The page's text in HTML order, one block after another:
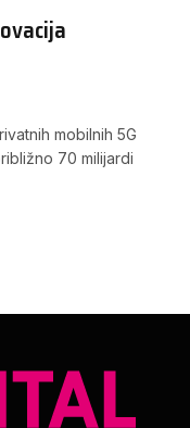
mobilnih 5G
70 milijardi